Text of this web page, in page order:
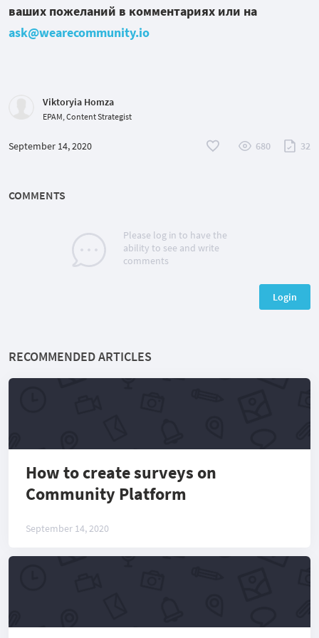
ваших пожеланий в комментариях или на
ask@wearecommunity.io
Viktoryia Homza
EPAM, Content Strategist
September 14, 2020 680 32
COMMENTS
Please log in to have the
ability to see and write
comments
Login
RECOMMENDED ARTICLES
How to create surveys on
Community Platform
September 14, 2020